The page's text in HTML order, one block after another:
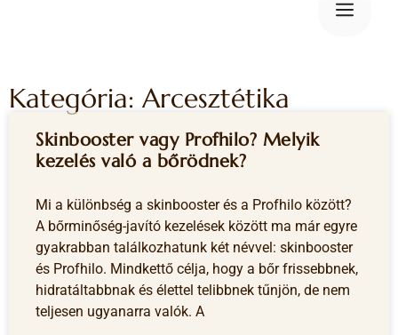
Kategória: Arcesztétika
Skinbooster vagy Profhilo? Melyik
kezelés való a bőrödnek?
Mi a különbség a skinbooster és a Profhilo között?
A bőrminőség-javító kezelések között ma már egyre
gyakrabban találkozhatunk két névvel: skinbooster
és Profhilo. Mindkettő célja, hogy a bőr frissebbnek,
hidratáltabbnak és élettel telibbnek tűnjön, de nem
teljesen ugyanarra valók. A